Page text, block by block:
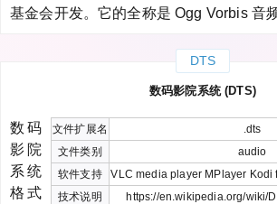
基金会开发。它的全称是 Ogg Vorbis 音
DTS
数码影院系统 (DTS)
文件扩展名
.dts
文件类别
audio
软件支持
VLC media player MPlayer Kodi
技术说明
https://en.wikipedia.org/wiki/
数码
影院
系统
格式